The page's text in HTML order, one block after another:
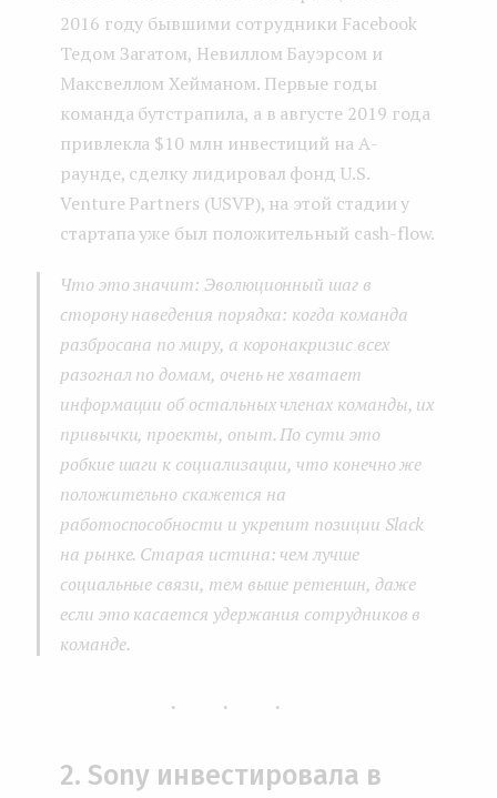
2016 году бывшими сотрудники Facebook
Тедом Загатом, Невиллом Бауэрсом и
Максвеллом Хейманом. Первые годы
команда бутстрапила, а в августе 2019 года
привлекла $10 млн инвестиций на А-
раунде, сделку лидировал фонд U.S.
Venture Partners (USVP), на этой стадии у
стартапа уже был положительный cash-flow.
Что это значит: Эволюционный шаг в
сторону наведения порядка: когда команда
разбросана по миру, а коронакризис всех
разогнал по домам, очень не хватает
информации об остальных членах команды, их
привычки, проекты, опыт. По сути это
робкие шаги к социализации, что конечно же
положительно скажется на
работоспособности и укрепит позиции Slack
на рынке. Старая истина: чем лучше
социальные связи, тем выше ретеншн, даже
если это касается удержания сотрудников в
команде.
...
2. Sony инвестировала в